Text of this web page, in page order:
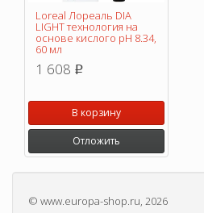
Loreal Лореаль DIA
LIGHT технология на
основе кислого pH 8.34,
60 мл
1 608 p
В корзину
Отложить
© www.europa-shop.ru, 2026